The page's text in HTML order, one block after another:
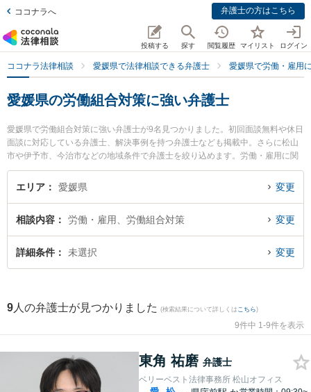
ココナラへ 弁護士の方はこちら
投稿する 探す 閲覧履歴 マイリスト ログイン
ココナラ法律相談 愛媛県で法律相談できる弁護士 愛媛県で労働・雇用
愛媛県の労働組合対策に強い弁護士
愛媛県で労働組合対策に強い弁護士が9名見つかりました。初回面談無料や休日
面談に対応している弁護士、解決事例を持つ弁護士なども掲載中。さらに松山
市や伊予市、今治市などの地域条件で弁護士を絞り込めます。労働・雇用に関
係する不当解雇や退職勧奨、内定取消等の細かな分野での絞り込み検索もでき
便利です。特にベリーベスト法律事務所 松山オフィスの東角 祐磨弁護士や弁護
県で土日や夜間に発生した労働組合対策のトラブルを今すぐに弁護士に相談し
たい』『労働組合対策のトラブル解決の実績豊富な近くの弁護士を検索した
い』『初回相談無料で労働組合対策を法律相談できる愛媛県内の弁護士に相談
エリア 愛媛県 変更
相談内容 労働・雇用、労働組合対策 変更
詳細条件 未選択 変更
9 人の弁護士が見つかりました (検索結果について詳しくは こちら)
9件中 1-9件を表示
東角 祐磨 弁護士
ベリーベスト法律事務所 松山オフィス